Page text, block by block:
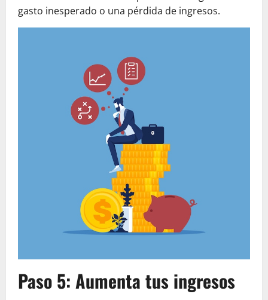
gasto inesperado o una pérdida de ingresos.
Paso 5: Aumenta tus ingresos